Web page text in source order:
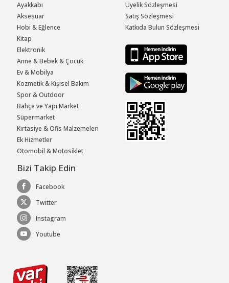
Ayakkabı
Aksesuar
Hobi & Eğlence
Kitap
Elektronik
Anne & Bebek & Çocuk
Ev & Mobilya
Kozmetik & Kişisel Bakım
Spor & Outdoor
Bahçe ve Yapı Market
Süpermarket
Kırtasiye & Ofis Malzemeleri
Ek Hizmetler
Otomobil & Motosiklet
Üyelik Sözleşmesi
Satış Sözleşmesi
Katkıda Bulun Sözleşmesi
Bizi Takip Edin
Facebook
Twitter
Instagram
Youtube